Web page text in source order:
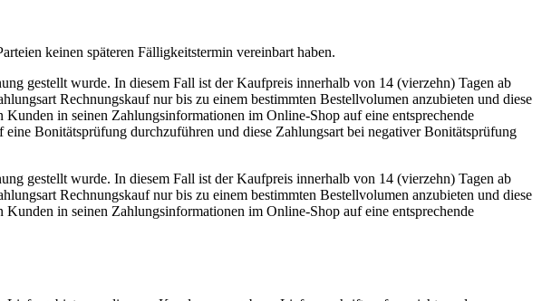
keinen späteren Fälligkeitstermin vereinbart haben.
gestellt wurde. In diesem Fall ist der Kaufpreis innerhalb von 14 (vierzehn) Tagen ab
Rechnungskauf nur bis zu einem bestimmten Bestellvolumen anzubieten und diese
in seinen Zahlungsinformationen im Online-Shop auf eine entsprechende
Bonitätsprüfung durchzuführen und diese Zahlungsart bei negativer Bonitätsprüfung
gestellt wurde. In diesem Fall ist der Kaufpreis innerhalb von 14 (vierzehn) Tagen ab
Rechnungskauf nur bis zu einem bestimmten Bestellvolumen anzubieten und diese
in seinen Zahlungsinformationen im Online-Shop auf eine entsprechende